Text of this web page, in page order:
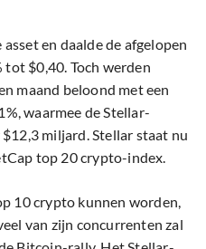
en daalde de afgelopen
tot $0,40. Toch werden
maand beloond met een
waarmee de Stellar-
miljard. Stellar staat nu
top 20 crypto-index.
10 crypto kunnen worden,
van zijn concurrenten zal